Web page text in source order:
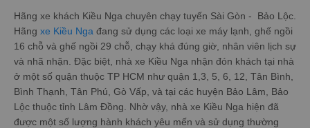
Hãng xe khách Kiều Nga chuyên chạy tuyến Sài Gòn - Bảo Lộc.
Hãng xe Kiều Nga đang sử dụng các loại xe máy lạnh, ghế ngồi
16 chỗ và ghế ngồi 29 chỗ, chạy khá đúng giờ, nhân viên lịch sự
và nhã nhặn. Đặc biệt, nhà xe Kiều Nga nhận đón khách tại nhà
ở một số quận thuộc TP HCM như quận 1,3, 5, 6, 12, Tân Bình,
Bình Thạnh, Tân Phú, Gò Vấp, và tại các huyện Bảo Lâm, Bảo
Lộc thuộc tỉnh Lâm Đồng. Nhờ vậy, nhà xe Kiều Nga hiện đã
được một số lượng hành khách yêu mến và sử dụng thường